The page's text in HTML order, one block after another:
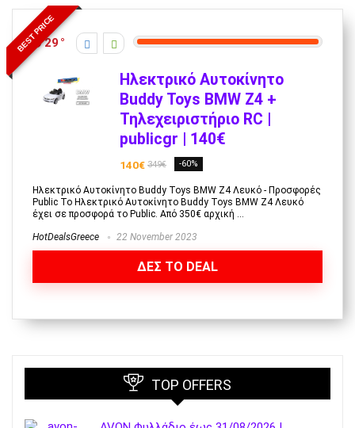
BEST PRICE
29
Ηλεκτρικό Αυτοκίνητο
Buddy Toys BMW Z4 +
Τηλεχειριστήριο RC |
publicgr | 140€
140€ 349€ -60%
Ηλεκτρικό Αυτοκίνητο Buddy Toys BMW Z4 Λευκό - Προσφορές
Public To Ηλεκτρικό Αυτοκίνητο Buddy Toys BMW Z4 Λευκό
έχει σε προσφορά το Public. Από 350€ αρχική ...
HotDealsGreece 22 November 2023
ΔΕΣ ΤΟ DEAL
TOP OFFERS